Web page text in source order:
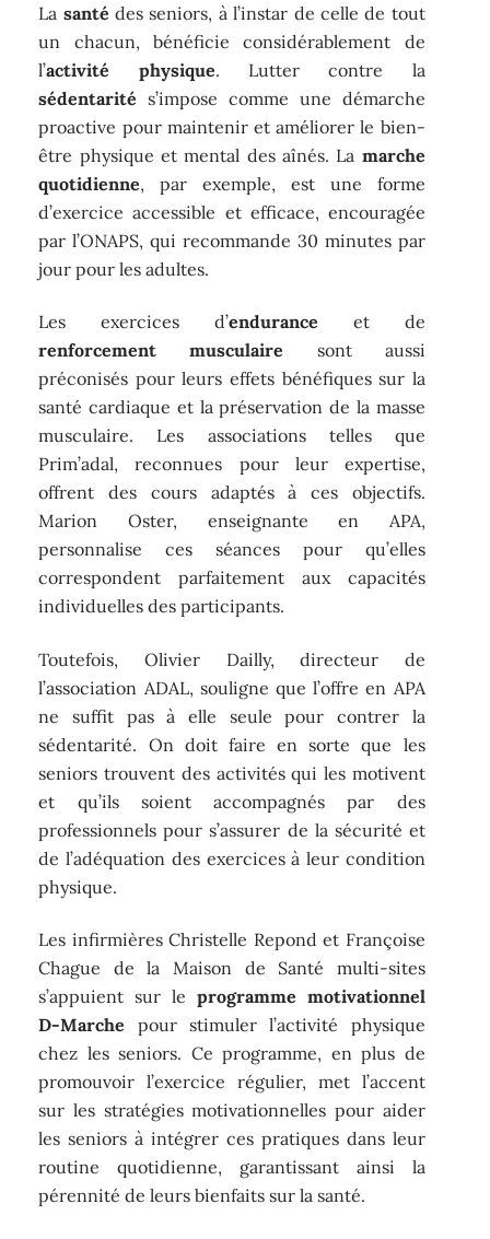
La santé des seniors, à l’instar de celle de tout
un chacun, bénéficie considérablement de
l’activité physique. Lutter contre la
sédentarité s’impose comme une démarche
proactive pour maintenir et améliorer le bien-
être physique et mental des aînés. La marche
quotidienne, par exemple, est une forme
d’exercice accessible et efficace, encouragée
par l’ONAPS, qui recommande 30 minutes par
jour pour les adultes.
Les exercices d’endurance et de
renforcement musculaire sont aussi
préconisés pour leurs effets bénéfiques sur la
santé cardiaque et la préservation de la masse
musculaire. Les associations telles que
Prim’adal, reconnues pour leur expertise,
offrent des cours adaptés à ces objectifs.
Marion Oster, enseignante en APA,
personnalise ces séances pour qu’elles
correspondent parfaitement aux capacités
individuelles des participants.
Toutefois, Olivier Dailly, directeur de
l’association ADAL, souligne que l’offre en APA
ne suffit pas à elle seule pour contrer la
sédentarité. On doit faire en sorte que les
seniors trouvent des activités qui les motivent
et qu’ils soient accompagnés par des
professionnels pour s’assurer de la sécurité et
de l’adéquation des exercices à leur condition
physique.
Les infirmières Christelle Repond et Françoise
Chague de la Maison de Santé multi-sites
s’appuient sur le programme motivationnel
D-Marche pour stimuler l’activité physique
chez les seniors. Ce programme, en plus de
promouvoir l’exercice régulier, met l’accent
sur les stratégies motivationnelles pour aider
les seniors à intégrer ces pratiques dans leur
routine quotidienne, garantissant ainsi la
pérennité de leurs bienfaits sur la santé.